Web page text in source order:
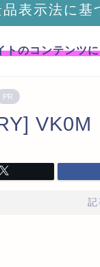
品表示法に基
トのコンテンツ
PR
VK0M